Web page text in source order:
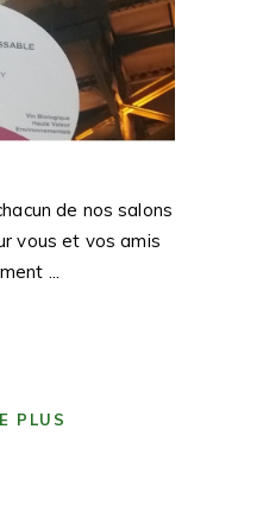
de nos salons
vous et vos amis
PLUS